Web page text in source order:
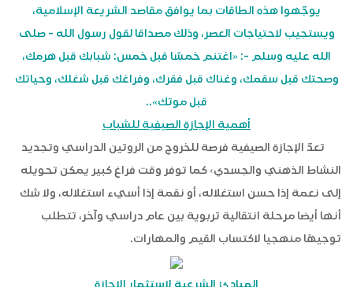
يوجّهوا هذه الطاقات بما يوافق مقاصد الشريعة الإسلامية،
ويستجيب لاحتياجات العصر، وذلك مصداقا لقول رسول الله - صلى
الله عليه وسلم -: «اغتنم خمسًا قبل خمس: شبابك قبل هرمك،
وصحتك قبل سقمك، وغناك قبل فقرك، وفراغك قبل شغلك، وحياتك
قبل موتك»..
أهمية الإجازة الصيفية للشباب
تعدّ الإجازة الصيفية فرصة للخروج من الروتين الدراسي وتجديد
النشاط الذهني والجسدي› كما توفر وقت فراغ كبير يمكن تحويله
إلى نعمة إذا حسن استغلاله، أو نقمة إذا أسيء استغلاله، ولا شك
أنها أيضا مرحلة انتقالية تربوية بين عام دراسي وآخر، تتطلب
توجيهًا منهجيا لاكتساب القيم والمهارات.